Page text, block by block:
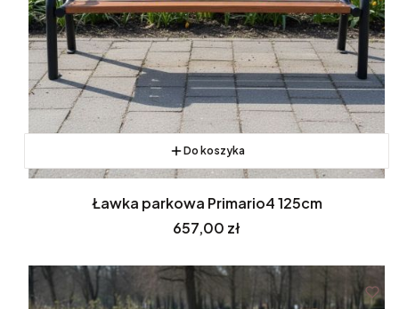
Do koszyka
Ławka parkowa Primario4 125cm
Cena
657,00 zł